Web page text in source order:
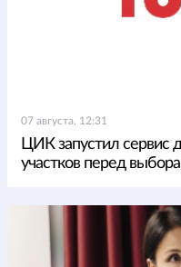
07 августа, 12:31
ЦИК запустил сервис
участков перед